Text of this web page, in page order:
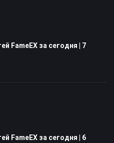
FameEX за сегодня | 7
FameEX за сегодня | 6